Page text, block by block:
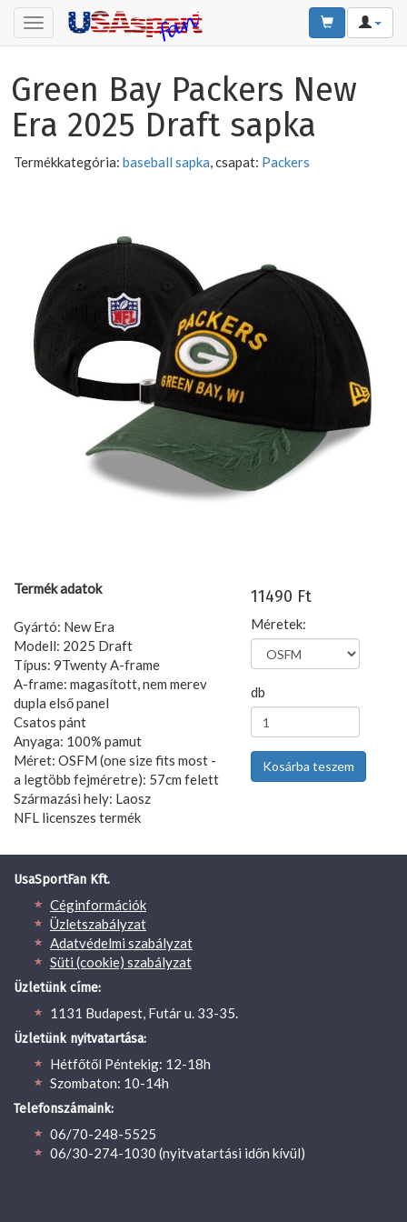
Toggle
navigation
Green Bay Packers New
Era 2025 Draft sapka
Termékkategória: baseball sapka, csapat: Packers
Termék adatok
Gyártó: New Era
Modell: 2025 Draft
Típus: 9Twenty A-frame
A-frame: magasított, nem merev
dupla első panel
Csatos pánt
Anyaga: 100% pamut
Méret: OSFM (one size fits most -
a legtöbb fejméretre): 57cm felett
Származási hely: Laosz
NFL licenszes termék
11490 Ft
Méretek:
db
UsaSportFan Kft.
Céginformációk
Üzletszabályzat
Adatvédelmi szabályzat
Süti (cookie) szabályzat
Üzletünk címe:
1131 Budapest, Futár u. 33-35.
Üzletünk nyitvatartása:
Hétfőtől Péntekig: 12-18h
Szombaton: 10-14h
Telefonszámaink:
06/70-248-5525
06/30-274-1030 (nyitvatartási időn kívül)